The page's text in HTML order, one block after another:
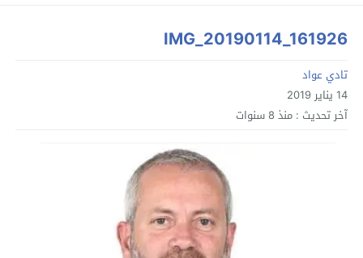
IMG_20190114_161926
تادي عواد
14 يناير 2019
آخر تحديث : منذ 8 سنوات